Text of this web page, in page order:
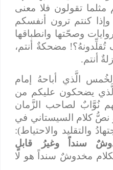
تقولون فلا معنى
وإذا كنتم ترون أنفسكم
وصحّتها وانطباقها
مضحكةٌ أنتم،
أنتم.
الَّذي أباحهُ إمام
يضحكون عليكم من
نُوَّابٌ لصاحب الزَّمان
نصُّ كلام السيستاني في
سنداً وغيرُ قابلٍ
مخدوشٌ سنداً هو لا